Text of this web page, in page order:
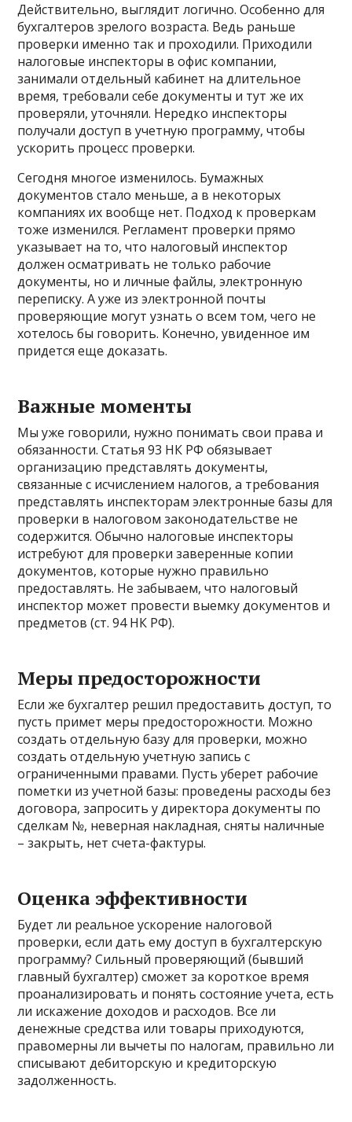
Действительно, выглядит логично. Особенно для
бухгалтеров зрелого возраста. Ведь раньше
проверки именно так и проходили. Приходили
налоговые инспекторы в офис компании,
занимали отдельный кабинет на длительное
время, требовали себе документы и тут же их
проверяли, уточняли. Нередко инспекторы
получали доступ в учетную программу, чтобы
ускорить процесс проверки.
Сегодня многое изменилось. Бумажных
документов стало меньше, а в некоторых
компаниях их вообще нет. Подход к проверкам
тоже изменился. Регламент проверки прямо
указывает на то, что налоговый инспектор
должен осматривать не только рабочие
документы, но и личные файлы, электронную
переписку. А уже из электронной почты
проверяющие могут узнать о всем том, чего не
хотелось бы говорить. Конечно, увиденное им
придется еще доказать.
Важные моменты
Мы уже говорили, нужно понимать свои права и
обязанности. Статья 93 НК РФ обязывает
организацию представлять документы,
связанные с исчислением налогов, а требования
представлять инспекторам электронные базы для
проверки в налоговом законодательстве не
содержится. Обычно налоговые инспекторы
истребуют для проверки заверенные копии
документов, которые нужно правильно
предоставлять. Не забываем, что налоговый
инспектор может провести выемку документов и
предметов (ст. 94 НК РФ).
Меры предосторожности
Если же бухгалтер решил предоставить доступ, то
пусть примет меры предосторожности. Можно
создать отдельную базу для проверки, можно
создать отдельную учетную запись с
ограниченными правами. Пусть уберет рабочие
пометки из учетной базы: проведены расходы без
договора, запросить у директора документы по
сделкам №, неверная накладная, сняты наличные
– закрыть, нет счета-фактуры.
Оценка эффективности
Будет ли реальное ускорение налоговой
проверки, если дать ему доступ в бухгалтерскую
программу? Сильный проверяющий (бывший
главный бухгалтер) сможет за короткое время
проанализировать и понять состояние учета, есть
ли искажение доходов и расходов. Все ли
денежные средства или товары приходуются,
правомерны ли вычеты по налогам, правильно ли
списывают дебиторскую и кредиторскую
задолженность.